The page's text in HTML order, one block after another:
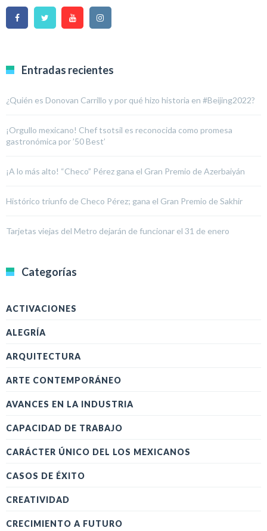
Entradas recientes
¿Quién es Donovan Carrillo y por qué hizo historia en #Beijing2022?
¡Orgullo mexicano! Chef tsotsil es reconocida como promesa
gastronómica por ’50 Best’
¡A lo más alto! “Checo” Pérez gana el Gran Premio de Azerbaiyán
Histórico triunfo de Checo Pérez; gana el Gran Premio de Sakhir
Tarjetas viejas del Metro dejarán de funcionar el 31 de enero
Categorías
ACTIVACIONES
ALEGRÍA
ARQUITECTURA
ARTE CONTEMPORÁNEO
AVANCES EN LA INDUSTRIA
CAPACIDAD DE TRABAJO
CARÁCTER ÚNICO DEL LOS MEXICANOS
CASOS DE ÉXITO
CREATIVIDAD
CRECIMIENTO A FUTURO